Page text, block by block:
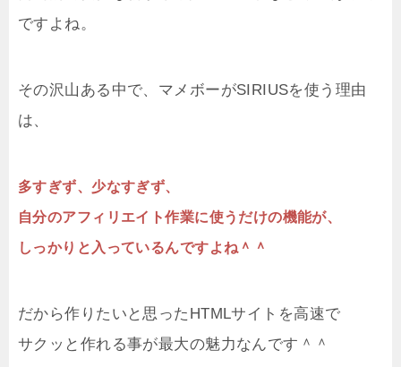
ですよね。
その沢山ある中で、マメボーがSIRIUSを使う理由
は、
多すぎず、少なすぎず、
自分のアフィリエイト作業に使うだけの機能が、
しっかりと入っているんですよね＾＾
だから作りたいと思ったHTMLサイトを高速で
サクッと作れる事が最大の魅力なんです＾＾